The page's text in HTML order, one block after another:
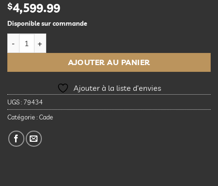
$4,599.99
Disponible sur commande
AJOUTER AU PANIER
Ajouter à la liste d’envies
UGS : 79434
Catégorie :Cade